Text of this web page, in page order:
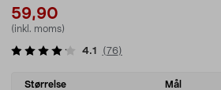
59,90
(inkl. moms)
4.1 (76)
Select
Størrelse
Mål